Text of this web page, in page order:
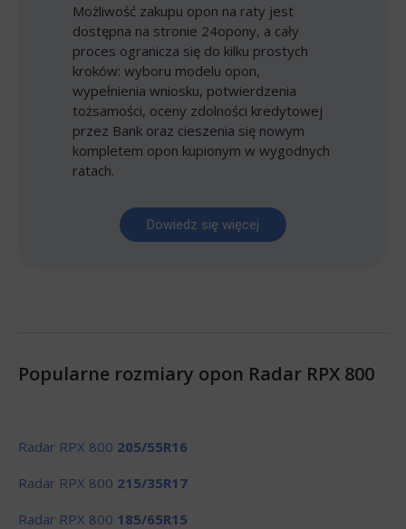
Możliwość zakupu opon na raty jest
dostępna na stronie 24opony, a cały
proces ogranicza się do kilku prostych
kroków: wyboru modelu opon,
wypełnienia wniosku, potwierdzenia
tożsamości, oceny zdolności kredytowej
przez Bank oraz cieszenia się nowym
kompletem opon kupionym w wygodnych
ratach.
Dowiedz się więcej
Popularne rozmiary opon Radar RPX 800
Radar RPX 800 205/55R16
Radar RPX 800 215/35R17
Radar RPX 800 185/65R15